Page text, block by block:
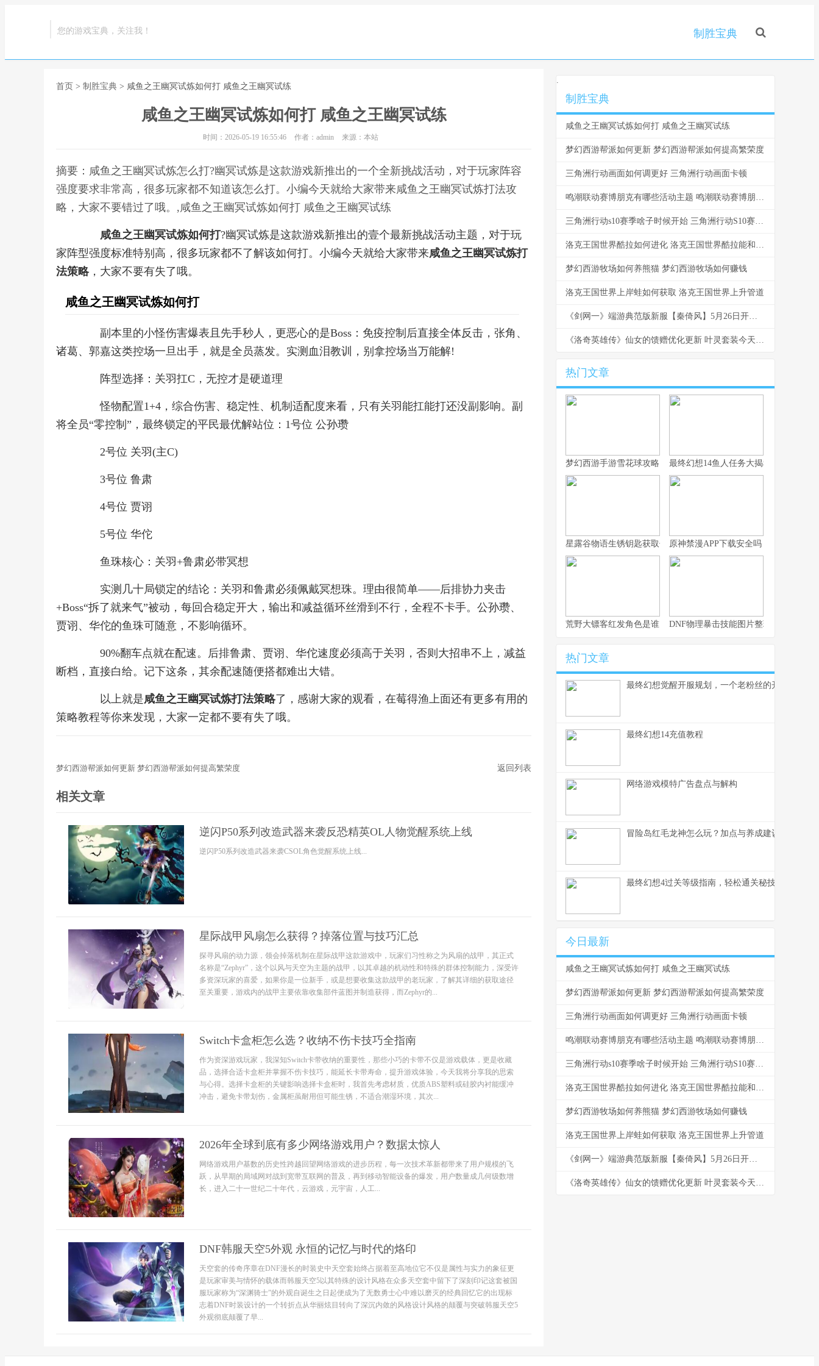
您的游戏宝典，关注我！ 制胜宝典
首页 > 制胜宝典 > 咸鱼之王幽冥试炼如何打 咸鱼之王幽冥试练
咸鱼之王幽冥试炼如何打 咸鱼之王幽冥试练
时间：2026-05-19 16:55:46 作者：admin 来源：本站
摘要：咸鱼之王幽冥试炼怎么打?幽冥试炼是这款游戏新推出的一个全新挑战活动，对于玩家阵容
强度要求非常高，很多玩家都不知道该怎么打。小编今天就给大家带来咸鱼之王幽冥试炼打法攻
略，大家不要错过了哦。,咸鱼之王幽冥试炼如何打 咸鱼之王幽冥试练
咸鱼之王幽冥试炼如何打?幽冥试炼是这款游戏新推出的壹个最新挑战活动主题，对于玩
家阵型强度标准特别高，很多玩家都不了解该如何打。小编今天就给大家带来咸鱼之王幽冥试炼打
法策略 ，大家不要有失了哦。
咸鱼之王幽冥试炼如何打
副本里的小怪伤害爆表且先手秒人，更恶心的是Boss：免疫控制后直接全体反击，张角、
诸葛、郭嘉这类控场一旦出手，就是全员蒸发。实测血泪教训，别拿控场当万能解!
阵型选择：关羽扛C，无控才是硬道理
怪物配置1+4，综合伤害、稳定性、机制适配度来看，只有关羽能扛能打还没副影响。副
将全员“零控制”，最终锁定的平民最优解站位：1号位 公孙瓒
2号位 关羽(主C)
3号位 鲁肃
4号位 贾诩
5号位 华佗
鱼珠核心：关羽+鲁肃必带冥想
实测几十局锁定的结论：关羽和鲁肃必须佩戴冥想珠。理由很简单——后排协力夹击
+Boss“拆了就来气”被动，每回合稳定开大，输出和减益循环丝滑到不行，全程不卡手。公孙瓒、
贾诩、华佗的鱼珠可随意，不影响循环。
90%翻车点就在配速。后排鲁肃、贾诩、华佗速度必须高于关羽，否则大招串不上，减益
断档，直接白给。记下这条，其余配速随便搭都难出大错。
以上就是咸鱼之王幽冥试炼打法策略了，感谢大家的观看，在莓得渔上面还有更多有用的
策略教程等你来发现，大家一定都不要有失了哦。
梦幻西游帮派如何更新 梦幻西游帮派如何提高繁荣度 返回列表
相关文章
逆闪P50系列改造武器来袭反恐精英OL人物觉醒系统上线
逆闪P50系列改造武器来袭CSOL角色觉醒系统上线...
星际战甲风扇怎么获得？掉落位置与技巧汇总
探寻风扇的动力源，领会掉落机制在星际战甲这款游戏中，玩家们习性称之为风扇的战甲，其正式
名称是“Zephyr”，这个以风与天空为主题的战甲，以其卓越的机动性和特殊的群体控制能力，深受许
多资深玩家的喜爱，如果你是一位新手，或是想要收集这款战甲的老玩家，了解其详细的获取途径
至关重要，游戏内的战甲主要依靠收集部件蓝图并制造获得，而Zephyr的...
Switch卡盒柜怎么选？收纳不伤卡技巧全指南
作为资深游戏玩家，我深知Switch卡带收纳的重要性，那些小巧的卡带不仅是游戏载体，更是收藏
品，选择合适卡盒柜并掌握不伤卡技巧，能延长卡带寿命，提升游戏体验，今天我将分享我的思索
与心得。选择卡盒柜的关键影响选择卡盒柜时，我首先考虑材质，优质ABS塑料或硅胶内衬能缓冲
冲击，避免卡带划伤，金属柜虽耐用但可能生锈，不适合潮湿环境，其次...
2026年全球到底有多少网络游戏用户？数据太惊人
网络游戏用户基数的历史性跨越回望网络游戏的进步历程，每一次技术革新都带来了用户规模的飞
跃，从早期的局域网对战到宽带互联网的普及，再到移动智能设备的爆发，用户数量成几何级数增
长，进入二十一世纪二十年代，云游戏，元宇宙，人工...
DNF韩服天空5外观 永恒的记忆与时代的烙印
天空套的传奇序章在DNF漫长的时装史中天空套始终占据着至高地位它不仅是属性与实力的象征更
是玩家审美与情怀的载体而韩服天空5以其特殊的设计风格在众多天空套中留下了深刻印记这套被国
服玩家称为“深渊骑士”的外观自诞生之日起便成为了无数勇士心中难以磨灭的经典回忆它的出现标
志着DNF时装设计的一个转折点从华丽炫目转向了深沉内敛的风格设计风格的颠覆与突破韩服天空5
外观彻底颠覆了早...
.
制胜宝典
咸鱼之王幽冥试炼如何打 咸鱼之王幽冥试练
梦幻西游帮派如何更新 梦幻西游帮派如何提高繁荣度
三角洲行动画面如何调更好 三角洲行动画面卡顿
鸣潮联动赛博朋克有哪些活动主题 鸣潮联动赛博朋克边缘行者时间
三角洲行动s10赛季啥子时候开始 三角洲行动S10赛季是多少月多少号?
洛克王国世界酷拉如何进化 洛克王国世界酷拉能和谁生蛋
梦幻西游牧场如何养熊猫 梦幻西游牧场如何赚钱
洛克王国世界上岸蛙如何获取 洛克王国世界上升管道
《剑网一》端游典范版新服【秦倚风】5月26日开始！多重豪礼邀您再战江湖！ 17173剑网1
《洛奇英雄传》仙女的馈赠优化更新 叶灵套装今天上线 洛奇英雄传120武器进阶
热门文章
梦幻西游手游雪花球攻略：快速上手与高分技巧
最终幻想14鱼人任务大揭秘
星露谷物语生锈钥匙获取位置探寻指南原神禁漫APP下载安全吗
荒野大镖客红发角色是谁？ DNF物理暴击技能图片整理：加成一览
热门文章
最终幻想觉醒开服规划，一个老粉丝的开荒备忘录
最终幻想14充值教程
网络游戏模特广告盘点与解构
冒险岛红毛龙神怎么玩？加点与养成建议
最终幻想4过关等级指南，轻松通关秘技
今日最新
咸鱼之王幽冥试炼如何打 咸鱼之王幽冥试练
梦幻西游帮派如何更新 梦幻西游帮派如何提高繁荣度
三角洲行动画面如何调更好 三角洲行动画面卡顿
鸣潮联动赛博朋克有哪些活动主题 鸣潮联动赛博朋克边缘行者时间
三角洲行动s10赛季啥子时候开始 三角洲行动S10赛季是多少月多少号?
洛克王国世界酷拉如何进化 洛克王国世界酷拉能和谁生蛋
梦幻西游牧场如何养熊猫 梦幻西游牧场如何赚钱
洛克王国世界上岸蛙如何获取 洛克王国世界上升管道
《剑网一》端游典范版新服【秦倚风】5月26日开始！多重豪礼邀您再战江湖！ 17173剑网1
《洛奇英雄传》仙女的馈赠优化更新 叶灵套装今天上线 洛奇英雄传120武器进阶